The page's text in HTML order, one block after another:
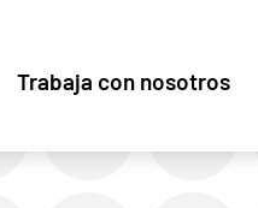
Trabaja con nosotros